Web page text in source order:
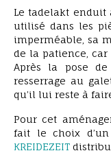
Le tadelakt
utilisé dans les
imperméable, sa
de la patience,
Après la pose
resserrage au
qu’il lui reste à
Pour cet
fait le choix
KREIDEZEIT